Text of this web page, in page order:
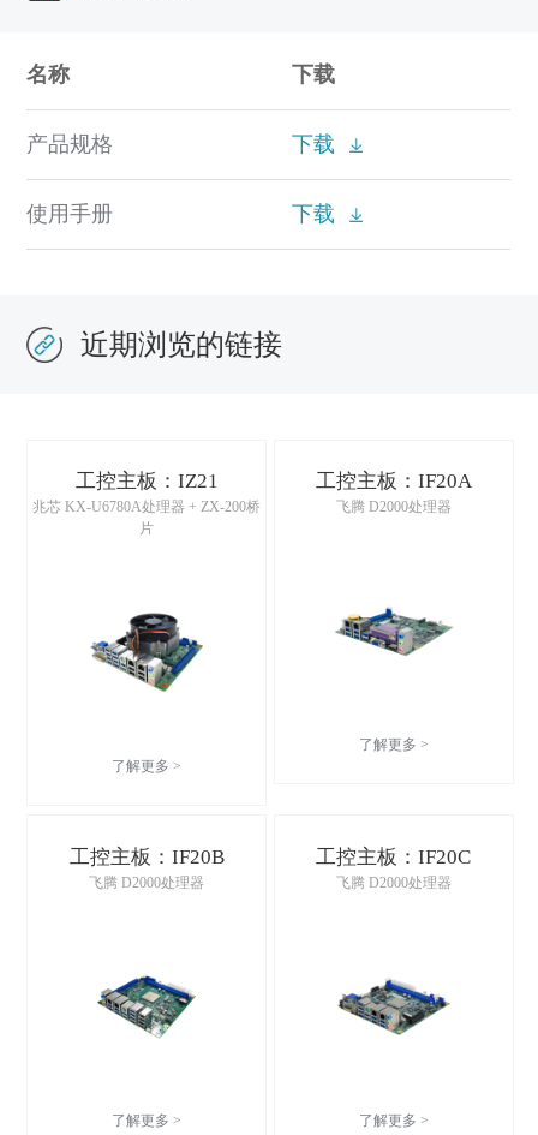
名称 下载
产品规格 下载
使用手册 下载
近期浏览的链接
工控主板：IZ21
兆芯 KX-U6780A处理器 + ZX-200桥
片
了解更多 >
工控主板：IF20A
飞腾 D2000处理器
了解更多 >
工控主板：IF20B
飞腾 D2000处理器
了解更多 >
工控主板：IF20C
飞腾 D2000处理器
了解更多 >